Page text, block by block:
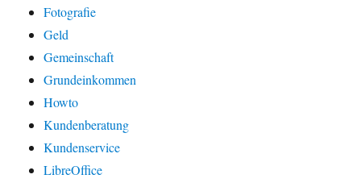
Fotografie
Geld
Gemeinschaft
Grundeinkommen
Howto
Kundenberatung
Kundenservice
LibreOffice